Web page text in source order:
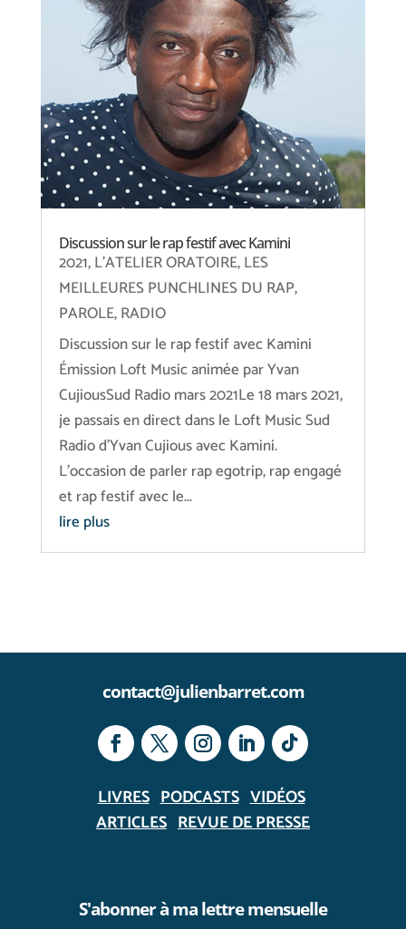
Discussion sur le rap festif avec Kamini
2021,L'ATELIER ORATOIRE,LES
MEILLEURES PUNCHLINES DU RAP,
PAROLE,RADIO
Discussion sur le rap festif avec Kamini
Émission Loft Music animée par Yvan
CujiousSud Radio mars 2021Le 18 mars 2021,
je passais en direct dans le Loft Music Sud
Radio d’Yvan Cujious avec Kamini.
L'occasion de parler rap egotrip, rap engagé
et rap festif avec le...
lire plus
contact@julienbarret.com
LIVRES PODCASTS VIDÉOS
ARTICLES REVUE DE PRESSE
S'abonner à ma lettre mensuelle